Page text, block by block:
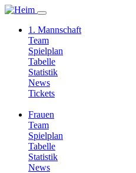
1. Mannschaft
Team
Spielplan
Tabelle
Statistik
News
Tickets
Frauen
Team
Spielplan
Tabelle
Statistik
News